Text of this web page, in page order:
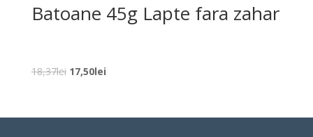
18,37lei.
Batoane 45g Lapte fara zahar
18,37lei Prețul
fost:
17,50leiPrețul
17,50lei.